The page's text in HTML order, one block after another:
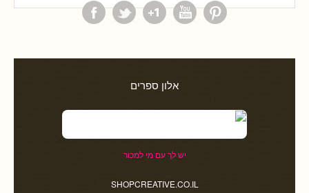
אלון ספרים
יש לך עם מי למכור
SHOPCREATIVE.CO.IL